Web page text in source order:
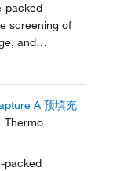
packed
screening of
and
A 预填充
Thermo
packed